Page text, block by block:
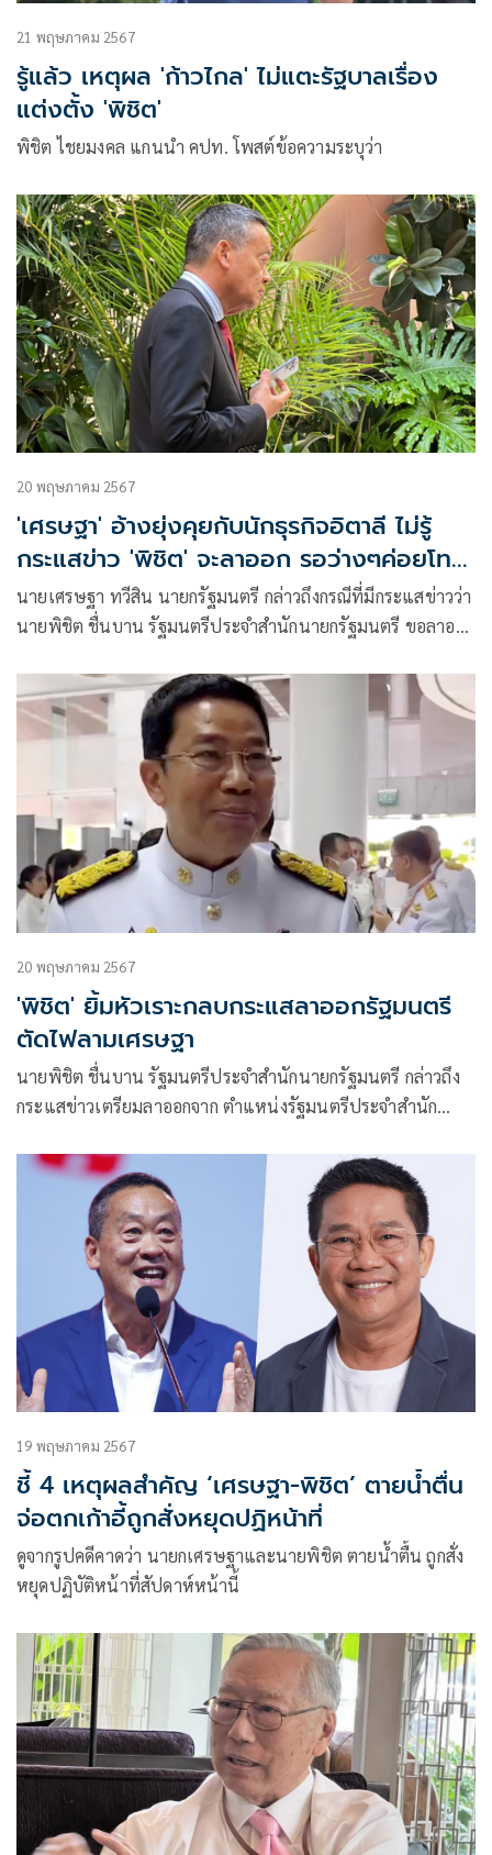
21 พฤษภาคม 2567
รู้แล้ว เหตุผล 'ก้าวไกล' ไม่แตะรัฐบาลเรื่อง
แต่งตั้ง 'พิชิต'
พิชิต ไชยมงคล แกนนำ คปท. โพสต์ข้อความระบุว่า
20 พฤษภาคม 2567
'เศรษฐา' อ้างยุ่งคุยกับนักธุรกิจอิตาลี ไม่รู้
กระแสข่าว 'พิชิต' จะลาออก รอว่างๆค่อยโทร
ไป
นายเศรษฐา ทวีสิน นายกรัฐมนตรี กล่าวถึงกรณีที่มีกระแสข่าวว่า
นายพิชิต ชื่นบาน รัฐมนตรีประจำสำนักนายกรัฐมนตรี ขอลาออก
วันนี้ยังไม่ได้
20 พฤษภาคม 2567
'พิชิต' ยิ้มหัวเราะกลบกระแสลาออกรัฐมนตรี
ตัดไฟลามเศรษฐา
นายพิชิต ชื่นบาน รัฐมนตรีประจำสำนักนายกรัฐมนตรี กล่าวถึง
กระแสข่าวเตรียมลาออกจาก ตำแหน่งรัฐมนตรีประจำสำนัก
พิจารณาการสิ้นสุดความเป็นรัฐมนตรี
19 พฤษภาคม 2567
ชี้ 4 เหตุผลสำคัญ ‘เศรษฐา-พิชิต’ ตายน้ำตื่น
จ่อตกเก้าอี้ถูกสั่งหยุดปฏิหน้าที่
ดูจากรูปคดีคาดว่า นายกเศรษฐาและนายพิชิต ตายน้ำตื้น ถูกสั่ง
หยุดปฏิบัติหน้าที่สัปดาห์หน้านี้